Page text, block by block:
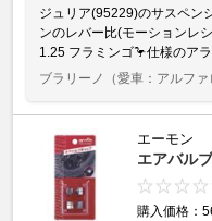
ジュリア(95229)のサスペン
ンのレバー比(モーション
1.25 フラミンゴ🦩仕様のア
ブラリーノ
（愛車：アルフ
エーモン
エアバル
購入価格：